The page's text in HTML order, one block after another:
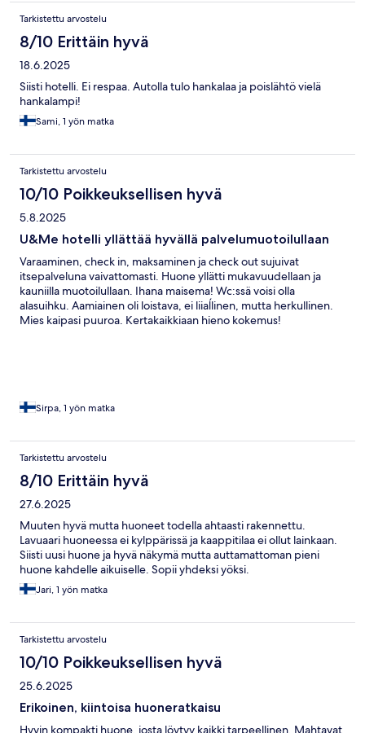
Tarkistettu arvostelu
8/10 Erittäin hyvä
18.6.2025
Siisti hotelli. Ei respaa. Autolla tulo hankalaa ja poislähtö vielä
hankalampi!
Sami, 1 yön matka
Tarkistettu arvostelu
10/10 Poikkeuksellisen hyvä
5.8.2025
U&Me hotelli yllättää hyvällä palvelumuotoilullaan
Varaaminen, check in, maksaminen ja check out sujuivat
itsepalveluna vaivattomasti. Huone yllätti mukavuudellaan ja
kauniilla muotoilullaan. Ihana maisema! Wc:ssä voisi olla
alasuihku. Aamiainen oli loistava, ei liiaĺlinen, mutta herkullinen.
Mies kaipasi puuroa. Kertakaikkiaan hieno kokemus!
Sirpa, 1 yön matka
Tarkistettu arvostelu
8/10 Erittäin hyvä
27.6.2025
Muuten hyvä mutta huoneet todella ahtaasti rakennettu.
Lavuaari huoneessa ei kylppärissä ja kaappitilaa ei ollut lainkaan.
Siisti uusi huone ja hyvä näkymä mutta auttamattoman pieni
huone kahdelle aikuiselle. Sopii yhdeksi yöksi.
Jari, 1 yön matka
Tarkistettu arvostelu
10/10 Poikkeuksellisen hyvä
25.6.2025
Erikoinen, kiintoisa huoneratkaisu
Hyvin kompakti huone, josta löytyy kaikki tarpeellinen. Mahtavat